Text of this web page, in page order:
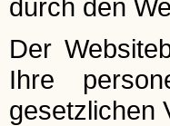
durch den
Der
Ihre
gesetzlichen